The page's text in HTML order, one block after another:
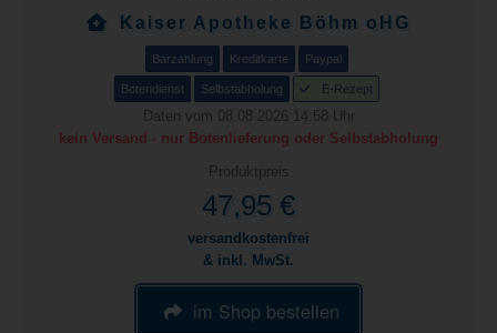
Kaiser Apotheke Böhm oHG
Barzahlung Kreditkarte Paypal
Botendienst Selbstabholung E-Rezept
Daten vom 08.08.2026 14:58 Uhr
kein Versand - nur Botenlieferung oder Selbstabholung
Produktpreis
47,95 €
versandkostenfrei
& inkl. MwSt.
im Shop bestellen